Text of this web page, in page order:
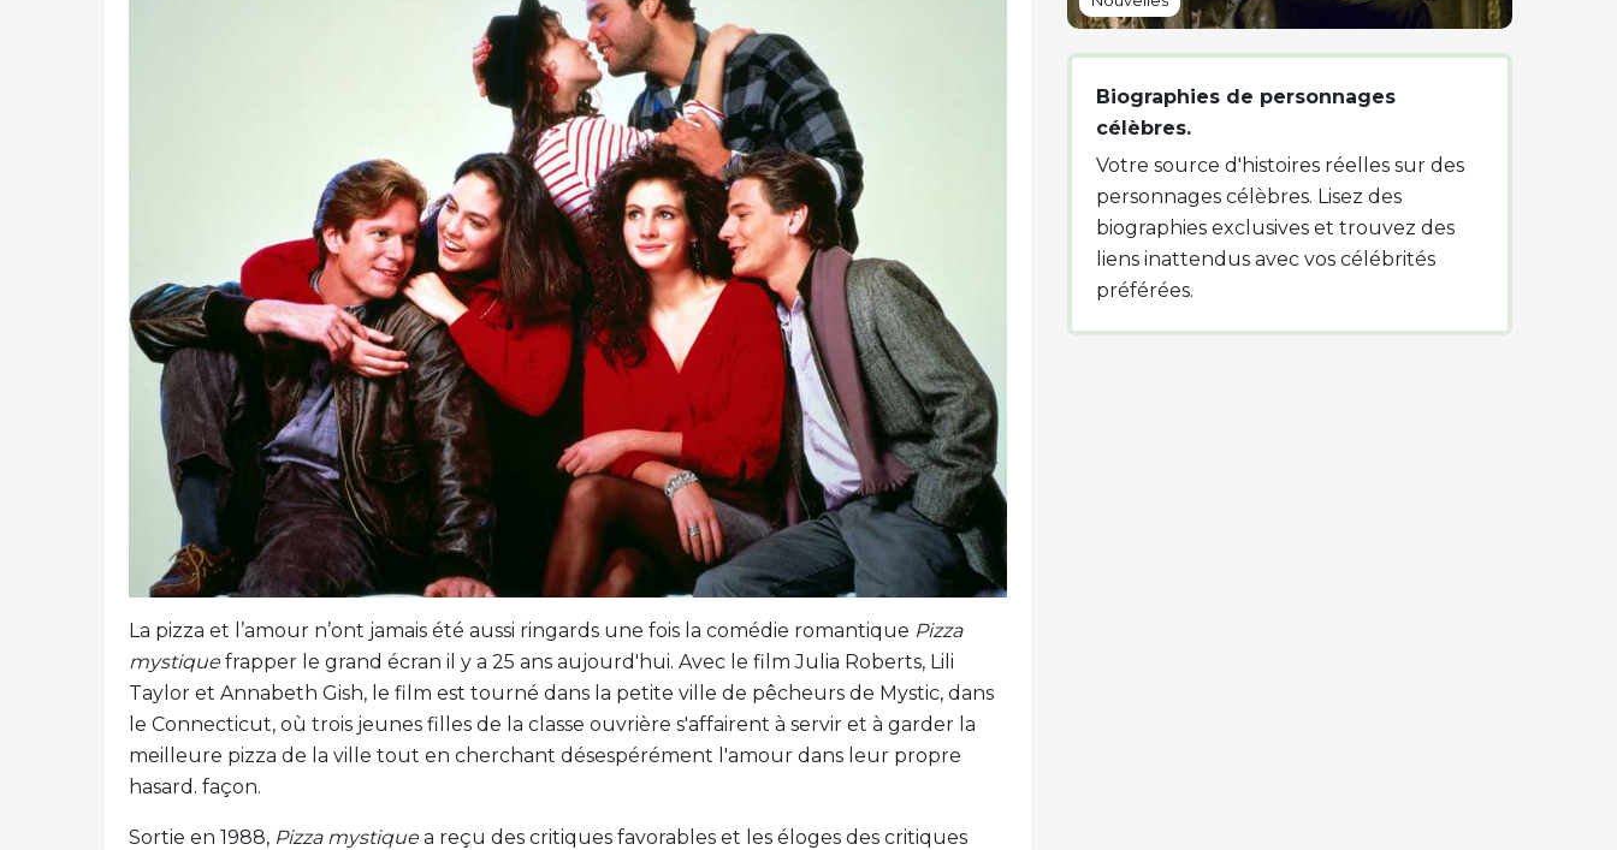
La pizza et l’amour n’ont jamais été aussi ringards une fois la comédie romantique Pizza
mystiquefrapper le grand écran il y a 25 ans aujourd'hui. Avec le film Julia Roberts, Lili
Taylor et Annabeth Gish, le film est tourné dans la petite ville de pêcheurs de Mystic, dans
le Connecticut, où trois jeunes filles de la classe ouvrière s'affairent à servir et à garder la
meilleure pizza de la ville tout en cherchant désespérément l'amour dans leur propre
hasard. façon.
Sortie en 1988, Pizza mystiquea reçu des critiques favorables et les éloges des critiques
Biographies de personnages
célèbres.
Votre source d'histoires réelles sur des
personnages célèbres. Lisez des
biographies exclusives et trouvez des
liens inattendus avec vos célébrités
préférées.